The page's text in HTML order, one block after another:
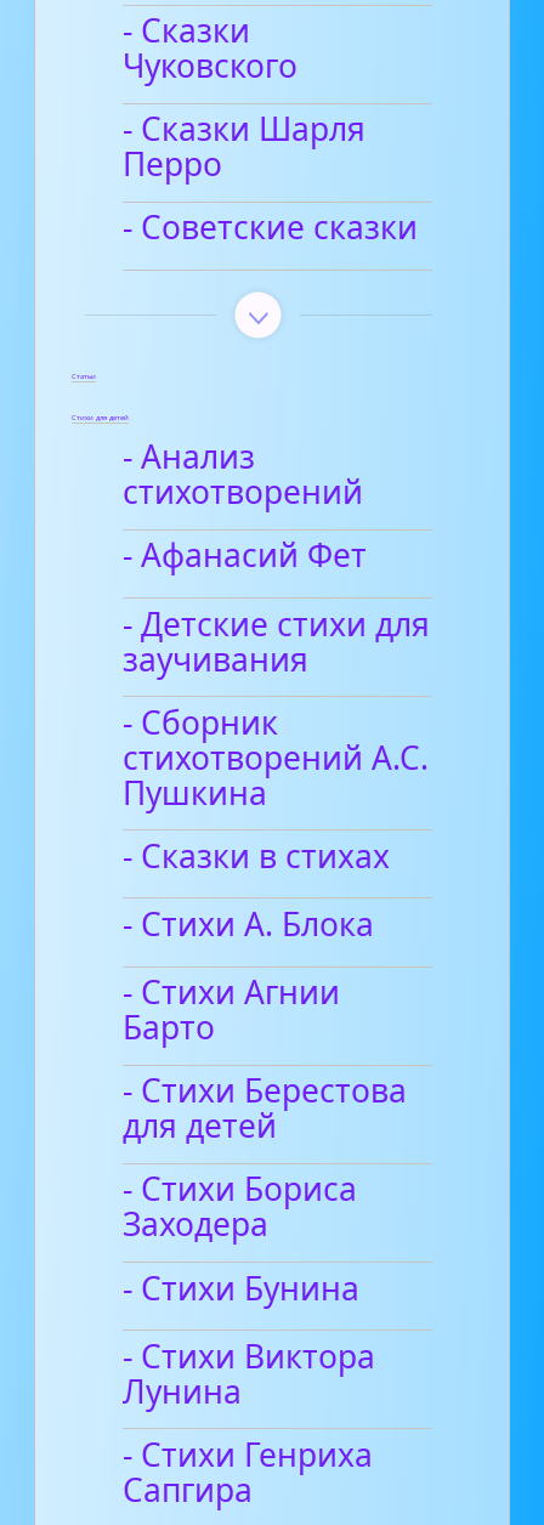
- Сказки
Чуковского
- Сказки Шарля
Перро
- Советские сказки
Статьи
Стихи для детей
- Анализ
стихотворений
- Афанасий Фет
- Детские стихи для
заучивания
- Сборник
стихотворений А.С.
Пушкина
- Сказки в стихах
- Стихи А. Блока
- Стихи Агнии
Барто
- Стихи Берестова
для детей
- Стихи Бориса
Заходера
- Стихи Бунина
- Стихи Виктора
Лунина
- Стихи Генриха
Сапгира